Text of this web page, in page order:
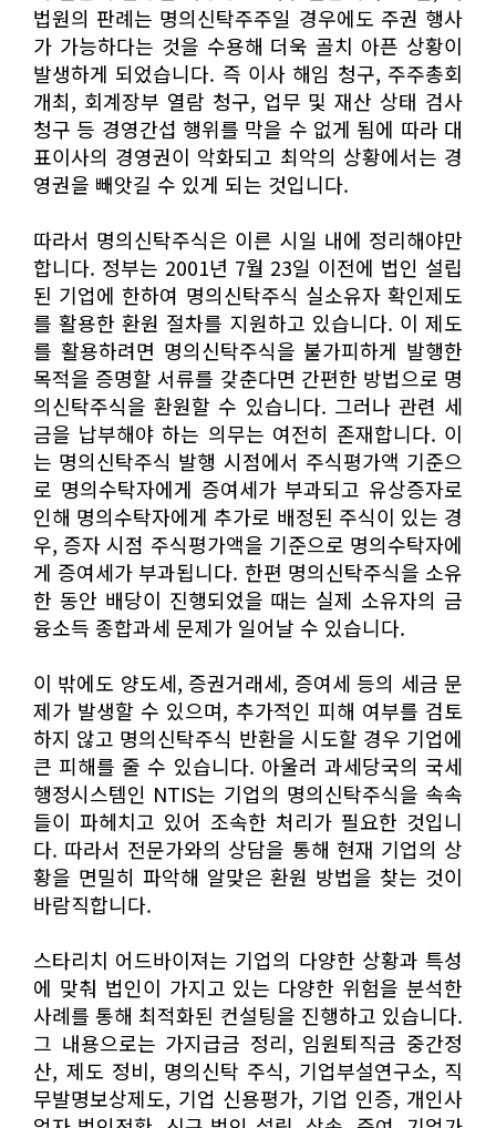
법원의 판례는 명의신탁주주일 경우에도 주권 행사
가 가능하다는 것을 수용해 더욱 골치 아픈 상황이
발생하게 되었습니다. 즉 이사 해임 청구, 주주총회
개최, 회계장부 열람 청구, 업무 및 재산 상태 검사
청구 등 경영간섭 행위를 막을 수 없게 됨에 따라 대
표이사의 경영권이 악화되고 최악의 상황에서는 경
영권을 빼앗길 수 있게 되는 것입니다.
따라서 명의신탁주식은 이른 시일 내에 정리해야만
합니다. 정부는 2001년 7월 23일 이전에 법인 설립
된 기업에 한하여 명의신탁주식 실소유자 확인제도
를 활용한 환원 절차를 지원하고 있습니다. 이 제도
를 활용하려면 명의신탁주식을 불가피하게 발행한
목적을 증명할 서류를 갖춘다면 간편한 방법으로 명
의신탁주식을 환원할 수 있습니다. 그러나 관련 세
금을 납부해야 하는 의무는 여전히 존재합니다. 이
는 명의신탁주식 발행 시점에서 주식평가액 기준으
로 명의수탁자에게 증여세가 부과되고 유상증자로
인해 명의수탁자에게 추가로 배정된 주식이 있는 경
우, 증자 시점 주식평가액을 기준으로 명의수탁자에
게 증여세가 부과됩니다. 한편 명의신탁주식을 소유
한 동안 배당이 진행되었을 때는 실제 소유자의 금
융소득 종합과세 문제가 일어날 수 있습니다.
이 밖에도 양도세, 증권거래세, 증여세 등의 세금 문
제가 발생할 수 있으며, 추가적인 피해 여부를 검토
하지 않고 명의신탁주식 반환을 시도할 경우 기업에
큰 피해를 줄 수 있습니다. 아울러 과세당국의 국세
행정시스템인 NTIS는 기업의 명의신탁주식을 속속
들이 파헤치고 있어 조속한 처리가 필요한 것입니
다. 따라서 전문가와의 상담을 통해 현재 기업의 상
황을 면밀히 파악해 알맞은 환원 방법을 찾는 것이
바람직합니다.
스타리치 어드바이져는 기업의 다양한 상황과 특성
에 맞춰 법인이 가지고 있는 다양한 위험을 분석한
사례를 통해 최적화된 컨설팅을 진행하고 있습니다.
그 내용으로는 가지급금 정리, 임원퇴직금 중간정
산, 제도 정비, 명의신탁 주식, 기업부설연구소, 직
무발명보상제도, 기업 신용평가, 기업 인증, 개인사